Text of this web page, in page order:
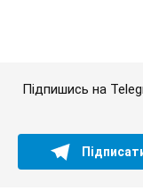
Важливе